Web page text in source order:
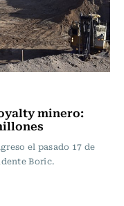
minero:
el pasado 17 de
Boric.